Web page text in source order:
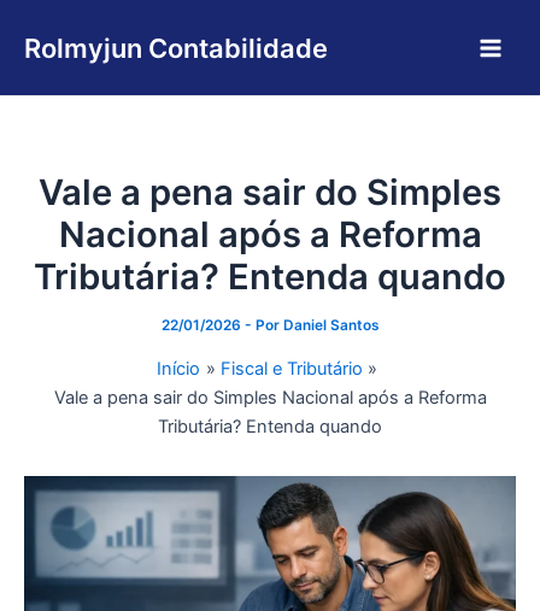
para
conteúdo
Rolmyjun Contabilidade
Vale a pena sair do Simples
Nacional após a Reforma
Tributária? Entenda quando
22/01/2026 - Por Daniel Santos
Início
Fiscal e Tributário
Vale a pena sair do Simples Nacional após a Reforma
Tributária? Entenda quando